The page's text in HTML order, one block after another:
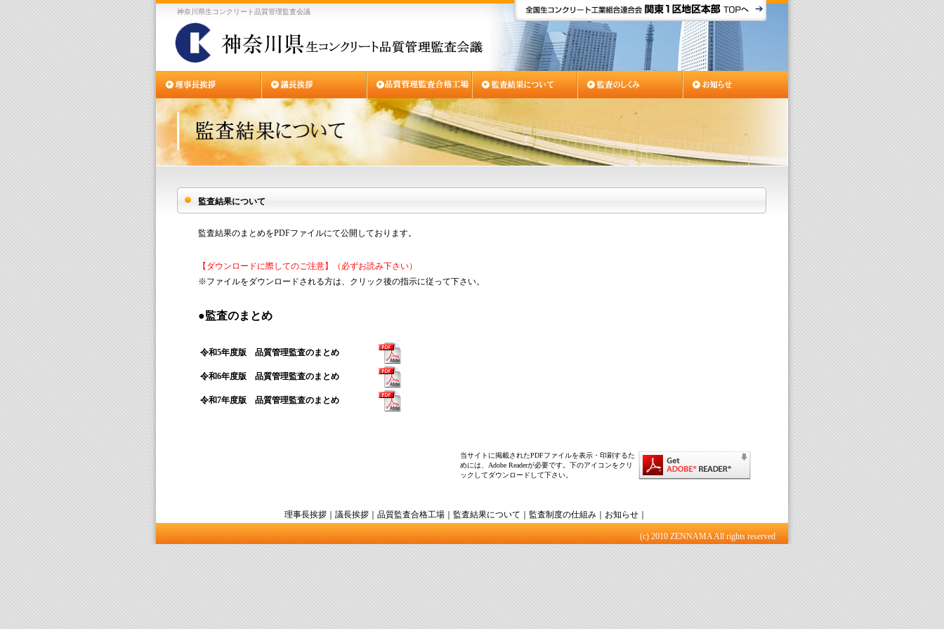
神奈川県生コンクリート品質管理監査会議
監査結果について
監査結果のまとめをPDFファイルにて公開しております。
【ダウンロードに際してのご注意】（必ずお読み下さい）
※ファイルをダウンロードされる方は、クリック後の指示に従って下さい。
●監査のまとめ
令和5年度版 品質管理監査のまとめ
令和6年度版 品質管理監査のまとめ
令和7年度版 品質管理監査のまとめ
当サイトに掲載されたPDFファイルを表示・印刷するた
めには、Adobe Readerが必要です。下のアイコンをクリ
ックしてダウンロードして下さい。
理事長挨拶 議長挨拶 品質監査合格工場 監査結果について 監査制度の仕組み お知らせ
(c) 2010 ZENNAMA All rights reserved